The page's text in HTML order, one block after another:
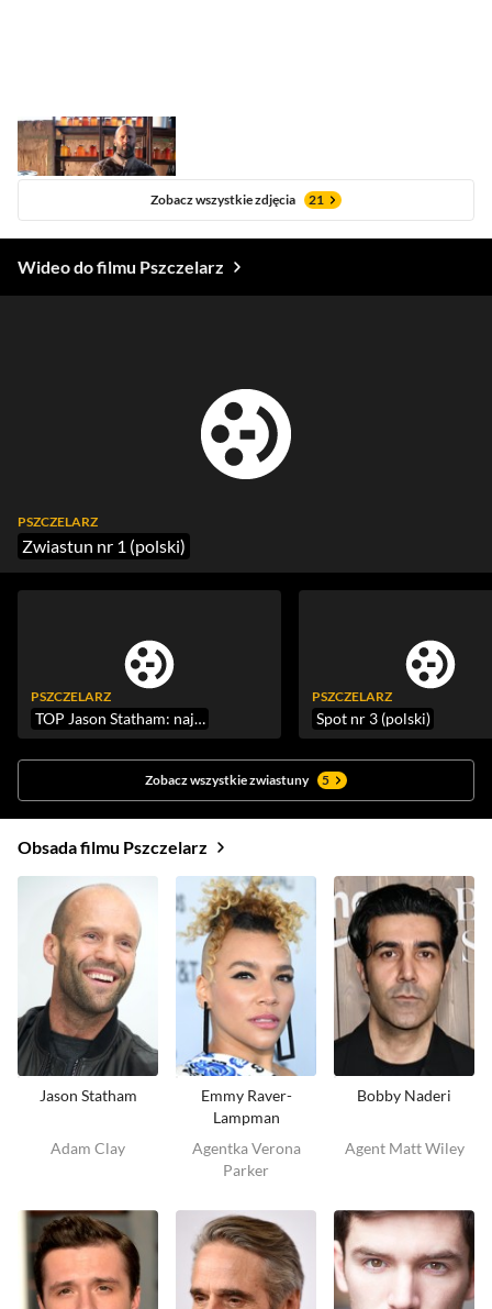
Zobacz wszystkie zdjęcia 21
Wideo do filmu Pszczelarz
PSZCZELARZ
Zwiastun nr 1 (polski)
PSZCZELARZ
TOP Jason Statham: najlepsze filmy z jego udziałem
PSZCZELARZ
Spot nr 3 (polski)
Zobacz wszystkie zwiastuny 5
Obsada filmu Pszczelarz
Jason Statham
Adam Clay
Emmy Raver-
Lampman
Agentka Verona
Parker
Bobby Naderi
Agent Matt Wiley